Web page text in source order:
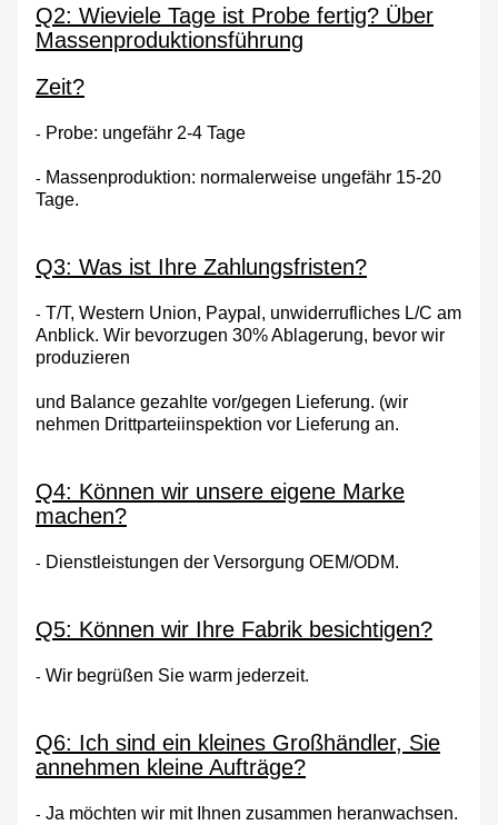
Q2: Wieviele Tage ist Probe fertig? Über
Massenproduktionsführung
Zeit?
- Probe: ungefähr 2-4 Tage
- Massenproduktion: normalerweise ungefähr 15-20
Tage.
Q3: Was ist Ihre Zahlungsfristen?
- T/T, Western Union, Paypal, unwiderrufliches L/C am
Anblick. Wir bevorzugen 30% Ablagerung, bevor wir
produzieren
und Balance gezahlte vor/gegen Lieferung. (wir
nehmen Drittparteiinspektion vor Lieferung an.
Q4: Können wir unsere eigene Marke
machen?
- Dienstleistungen der Versorgung OEM/ODM.
Q5: Können wir Ihre Fabrik besichtigen?
- Wir begrüßen Sie warm jederzeit.
Q6: Ich sind ein kleines Großhändler, Sie
annehmen kleine Aufträge?
- Ja möchten wir mit Ihnen zusammen heranwachsen.